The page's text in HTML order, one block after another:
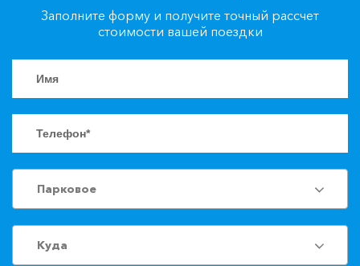
Заказать такси
Заполните форму и получите точный рассчет
стоимости вашей поездки
Парковое
Куда